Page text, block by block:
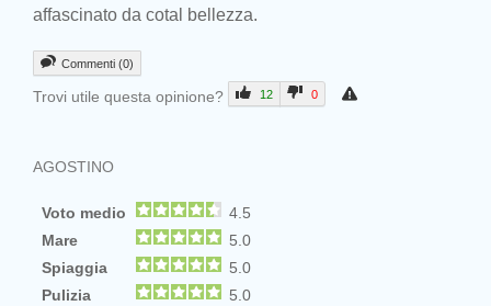
affascinato da cotal bellezza.
Commenti (0)
Trovi utile questa opinione? 12 0
AGOSTINO
Voto medio
4.5
Mare
5.0
Spiaggia
5.0
Pulizia
5.0